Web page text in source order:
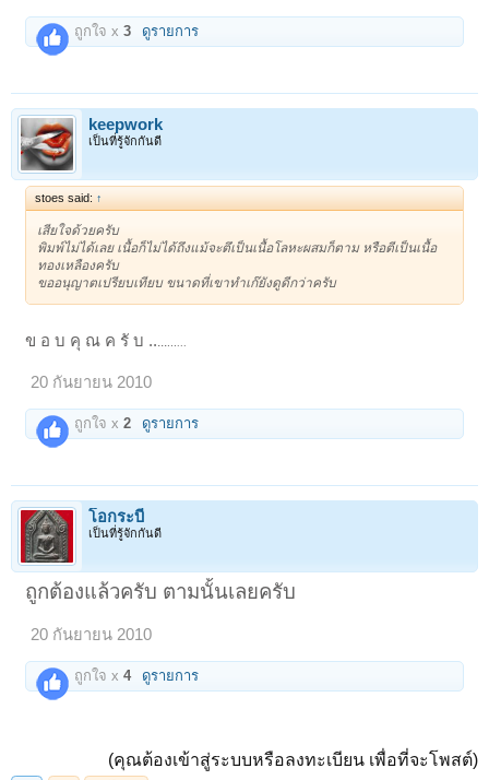
ถูกใจ x3 ดูรายการ
keepwork
เป็นที่รู้จักกันดี
stoes said: ↑
เสียใจด้วยครับ
พิมพ์ไม่ได้เลย เนื้อก็ไม่ได้ถึงแม้จะตึเป็นเนื้อโลหะผสมก็ตาม หรือตีเป็นเนื้อ
ทองเหลืองครับ
ขออนุญาตเปรียบเทียบ ขนาดที่เขาทำเก๊ยังดูดีกว่าครับ
ข อ บ คุ ณ ค รั บ ..
20 กันยายน 2010
ถูกใจ x2 ดูรายการ
โอกระบี่
เป็นที่รู้จักกันดี
ถูกต้องแล้วครับ ตามนั้นเลยครับ
20 กันยายน 2010
ถูกใจ x4 ดูรายการ
(คุณต้องเข้าสู่ระบบหรือลงทะเบียน เพื่อที่จะโพสต์)